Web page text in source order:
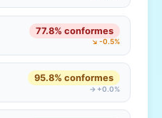
77.8% conformes
↘ -0.5%
95.8% conformes
→ +0.0%